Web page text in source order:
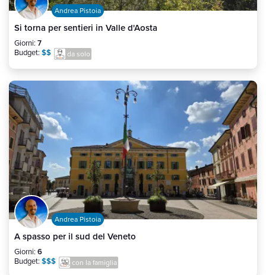
Andrea Pistoia
Si torna per sentieri in Valle d'Aosta
Giorni: 7
Budget: $$ da solo
Andrea Pistoia
A spasso per il sud del Veneto
Giorni: 6
Budget: $$$ con la famiglia